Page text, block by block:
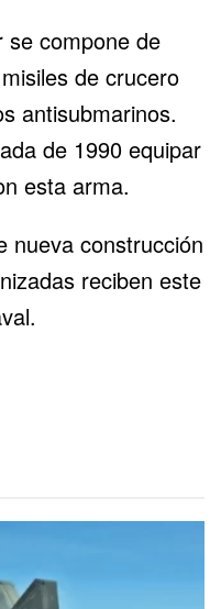
se compone de
de crucero
antisubmarinos.
de 1990 equipar
esta arma.
nueva construcción
reciben este